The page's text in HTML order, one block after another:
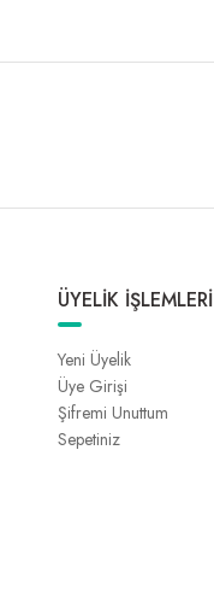
ÜYELİK İŞLEMLERİ
Yeni Üyelik
Üye Girişi
Şifremi Unuttum
Sepetiniz